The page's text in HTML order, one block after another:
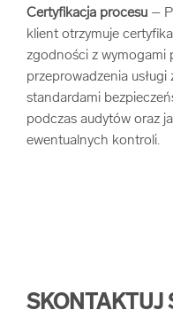
Certyfikacja procesu –
klient otrzymuje
zgodności z wymogami
przeprowadzenia
standardami
podczas audytów oraz
ewentualnych kontroli.
SKONTAKTUJ